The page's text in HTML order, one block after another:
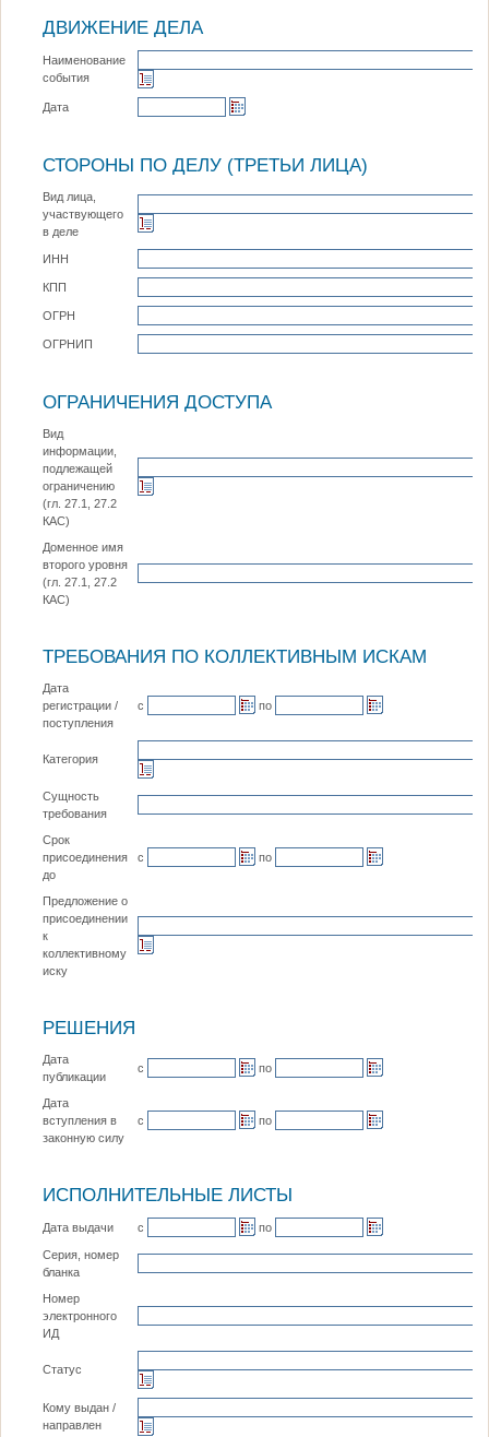
ДВИЖЕНИЕ ДЕЛА
Наименование
события
Дата
СТОРОНЫ ПО ДЕЛУ (ТРЕТЬИ ЛИЦА)
Вид лица,
участвующего
в деле
ИНН
КПП
ОГРН
ОГРНИП
ОГРАНИЧЕНИЯ ДОСТУПА
Вид
информации,
подлежащей
ограничению
(гл. 27.1, 27.2
КАС)
Доменное имя
второго уровня
(гл. 27.1, 27.2
КАС)
ТРЕБОВАНИЯ ПО КОЛЛЕКТИВНЫМ ИСКАМ
Дата
регистрации /
поступления
с по
Категория
Сущность
требования
Срок
присоединения
до
с по
Предложение о
присоединении
к
коллективному
иску
РЕШЕНИЯ
Дата
публикации
с по
Дата
вступления в
законную силу
с по
ИСПОЛНИТЕЛЬНЫЕ ЛИСТЫ
Дата выдачи с по
Серия, номер
бланка
Номер
электронного
ИД
Статус
Кому выдан /
направлен